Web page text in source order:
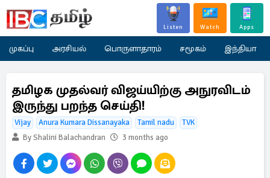
Listen Watch Apps
முகப்பு அரசியல் பொருளாதாரம் சமூகம் இந்தியா
தமிழக முதல்வர் விஜய்யிற்கு அநுரவிடம்
இருந்து பறந்த செய்தி!
Vijay Anura Kumara Dissanayaka Tamil nadu
TVK
By Shalini Balachandran
3 months ago